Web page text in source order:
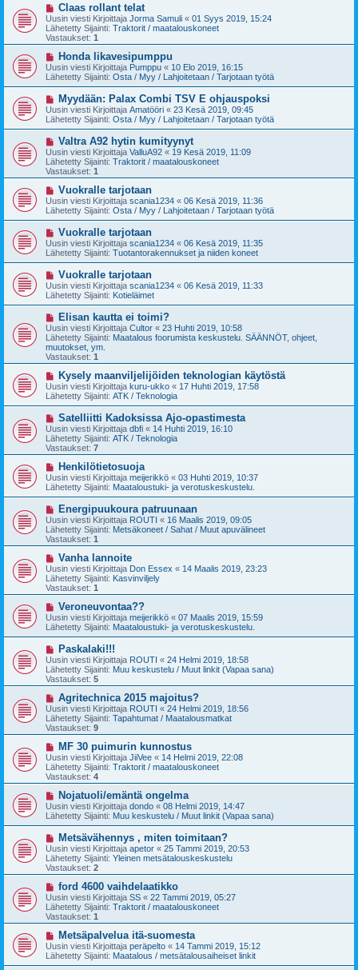
e
s
t
U
u
s
i
v
e
s
t
Claas rollant telat
Uusin viesti Kirjoittaja Jorma Samuli « 01 Syys 2019, 15:24
Lähetetty Sijainti: Traktorit / maatalouskoneet
Vastaukset: 1
U
u
s
i
v
e
s
t
Honda likavesipumppu
Uusin viesti Kirjoittaja Pumppu « 10 Elo 2019, 16:15
Lähetetty Sijainti: Osta / Myy / Lahjoitetaan / Tarjotaan työtä
U
u
s
i
v
e
s
t
Myydään: Palax Combi TSV E ohjauspoksi
Uusin viesti Kirjoittaja Amatööri « 23 Kesä 2019, 09:45
Lähetetty Sijainti: Osta / Myy / Lahjoitetaan / Tarjotaan työtä
U
u
s
i
v
s
t
Valtra A92 hytin kumityynyt
Uusin viesti Kirjoittaja ValluA92 « 19 Kesä 2019, 11:09
Lähetetty Sijainti: Traktorit / maatalouskoneet
Vastaukset: 1
U
u
s
i
v
e
s
t
Vuokralle tarjotaan
Uusin viesti Kirjoittaja scania1234 « 06 Kesä 2019, 11:36
Lähetetty Sijainti: Osta / Myy / Lahjoitetaan / Tarjotaan työtä
U
u
s
i
v
e
s
t
Vuokralle tarjotaan
Uusin viesti Kirjoittaja scania1234 « 06 Kesä 2019, 11:35
Lähetetty Sijainti: Tuotantorakennukset ja niiden koneet
U
u
s
i
v
e
s
t
i
Vuokralle tarjotaan
Uusin viesti Kirjoittaja scania1234 « 06 Kesä 2019, 11:33
Lähetetty Sijainti: Kotieläimet
U
u
s
i
v
i
e
s
t
i
Elisan kautta ei toimi?
Uusin viesti Kirjoittaja Cultor « 23 Huhti 2019, 10:58
Lähetetty Sijainti: Maatalous foorumista keskustelu. SÄÄNNÖT, ohjeet,
muutokset, ym.
Vastaukset: 1
U
u
s
i
v
e
s
t
Kysely maanviljelijöiden teknologian käytöstä
Uusin viesti Kirjoittaja kuru-ukko « 17 Huhti 2019, 17:58
Lähetetty Sijainti: ATK / Teknologia
U
u
s
i
v
e
s
t
Satelliitti Kadoksissa Ajo-opastimesta
Uusin viesti Kirjoittaja dbfi « 14 Huhti 2019, 16:10
Lähetetty Sijainti: ATK / Teknologia
Vastaukset: 7
U
u
s
i
v
e
s
t
Henkilötietosuoja
Uusin viesti Kirjoittaja meijerikkö « 03 Huhti 2019, 10:37
Lähetetty Sijainti: Maataloustuki- ja verotuskeskustelu.
U
u
s
i
v
s
t
i
Energipuukoura patruunaan
Uusin viesti Kirjoittaja ROUTI « 16 Maalis 2019, 09:05
Lähetetty Sijainti: Metsäkoneet / Sahat / Muut apuvälineet
Vastaukset: 1
U
u
s
i
v
s
t
Vanha lannoite
Uusin viesti Kirjoittaja Don Essex « 14 Maalis 2019, 23:23
Lähetetty Sijainti: Kasvinviljely
Vastaukset: 1
U
u
s
i
v
e
s
t
Veroneuvontaa??
Uusin viesti Kirjoittaja meijerikkö « 07 Maalis 2019, 15:59
Lähetetty Sijainti: Maataloustuki- ja verotuskeskustelu.
U
u
s
i
v
e
s
t
i
Paskalaki!!!
Uusin viesti Kirjoittaja ROUTI « 24 Helmi 2019, 18:58
Lähetetty Sijainti: Muu keskustelu / Muut linkit (Vapaa sana)
Vastaukset: 5
U
u
s
i
v
e
s
t
i
Agritechnica 2015 majoitus?
Uusin viesti Kirjoittaja ROUTI « 24 Helmi 2019, 18:56
Lähetetty Sijainti: Tapahtumat / Maatalousmatkat
Vastaukset: 9
U
u
s
i
v
e
s
t
MF 30 puimurin kunnostus
Uusin viesti Kirjoittaja JiiVee « 14 Helmi 2019, 22:08
Lähetetty Sijainti: Traktorit / maatalouskoneet
Vastaukset: 4
U
u
s
i
v
e
s
t
Nojatuoli/emäntä ongelma
Uusin viesti Kirjoittaja dondo « 08 Helmi 2019, 14:47
Lähetetty Sijainti: Muu keskustelu / Muut linkit (Vapaa sana)
U
u
s
i
v
e
s
t
i
Metsävähennys , miten toimitaan?
Uusin viesti Kirjoittaja apetor « 25 Tammi 2019, 20:53
Lähetetty Sijainti: Yleinen metsätalouskeskustelu
Vastaukset: 2
U
u
s
i
v
e
s
t
ford 4600 vaihdelaatikko
Uusin viesti Kirjoittaja SS « 22 Tammi 2019, 05:27
Lähetetty Sijainti: Traktorit / maatalouskoneet
Vastaukset: 1
U
u
s
i
Metsäpalvelua itä-suomesta
Uusin viesti Kirjoittaja peräpelto « 14 Tammi 2019, 15:12
Lähetetty Sijainti: Maatalous / metsätalousaiheiset linkit